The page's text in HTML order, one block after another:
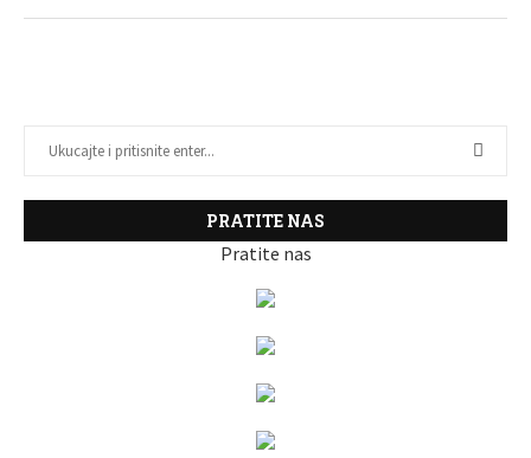
PRATITE NAS
Pratite nas